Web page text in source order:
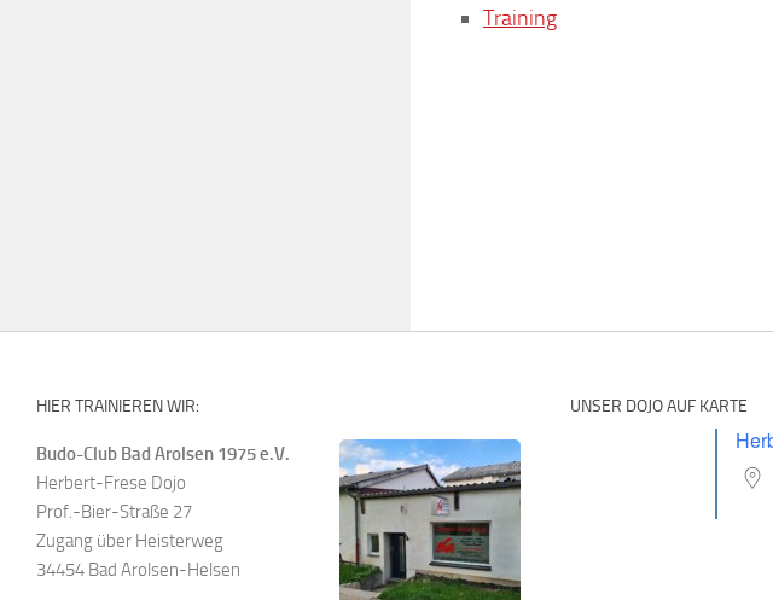
Training
HIER TRAINIEREN WIR:
Budo-Club Bad Arolsen 1975 e.V.
Herbert-Frese Dojo
Prof.-Bier-Straße 27
Zugang über Heisterweg
34454 Bad Arolsen-Helsen
UNSER DOJO AUF KARTE